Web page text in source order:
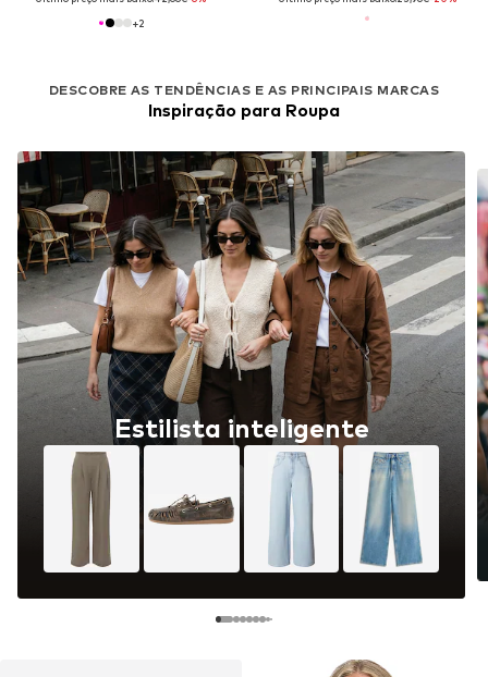
+2
DESCOBRE AS TENDÊNCIAS E AS PRINCIPAIS MARCAS
Inspiração para Roupa
Estilista inteligente